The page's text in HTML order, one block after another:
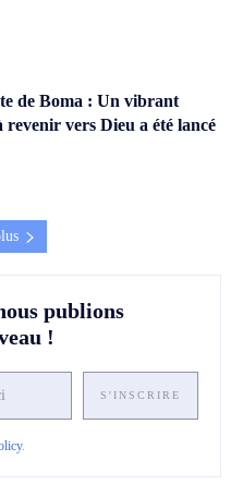
de Boma : Un vibrant
vers Dieu a été lancé
publions
!
S'INSCRIRE
.